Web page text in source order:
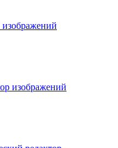
изображений
изображений